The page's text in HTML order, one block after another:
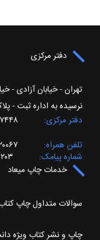
دفتر مرکزی
تهران - خیابان آزادی -
نرسیده به اداره ثبت - پلاک
دفتر مرکزی
تلفن همراه
شماره پیامک
خدمات چاپ میعاد
سوالات متداول چاپ
چاپ و نشر کتاب ویژه